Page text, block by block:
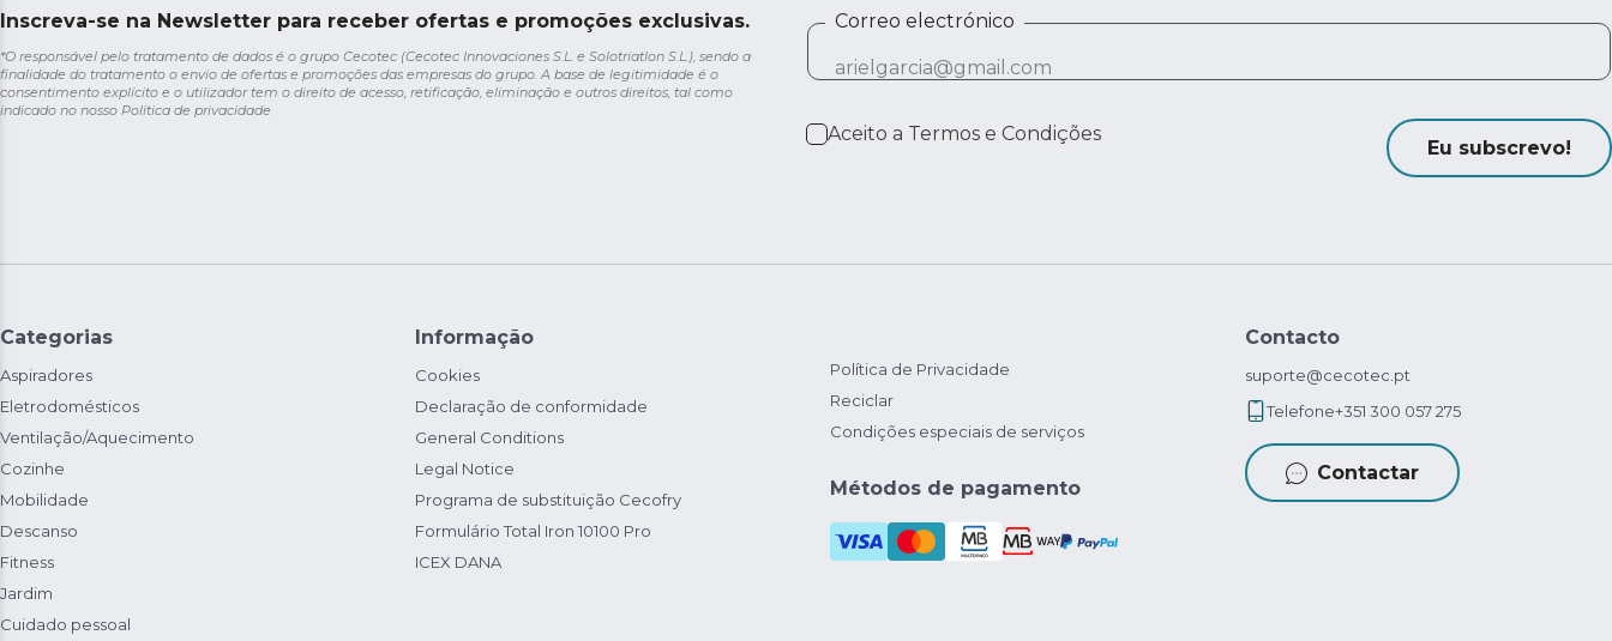
Inscreva-se na Newsletter para receber ofertas e promoções exclusivas.
*O responsável pelo tratamento de dados é o grupo Cecotec (Cecotec Innovaciones S.L. e Solotriatlon S.L.), sendo a
finalidade do tratamento o envio de ofertas e promoções das empresas do grupo. A base de legitimidade é o
consentimento explícito e o utilizador tem o direito de acesso, retificação, eliminação e outros direitos, tal como
indicado no nosso Política de privacidade
Correo electrónico
Aceito a Termos e Condições
Eu subscrevo!
Categorias
Aspiradores
Eletrodomésticos
Ventilação/Aquecimento
Cozinhe
Mobilidade
Descanso
Fitness
Jardim
Cuidado pessoal
Informação
Cookies
Declaração de conformidade
General Conditions
Legal Notice
Programa de substituição Cecofry
Formulário Total Iron 10100 Pro
ICEX DANA
Política de Privacidade
Reciclar
Condições especiais de serviços
Métodos de pagamento
Contacto
suporte@cecotec.pt
Telefone+351 300 057 275
Contactar